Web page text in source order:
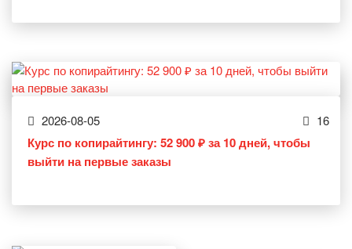
2026-08-05 16
Курс по копирайтингу: 52 900 ₽ за 10 дней, чтобы
выйти на первые заказы